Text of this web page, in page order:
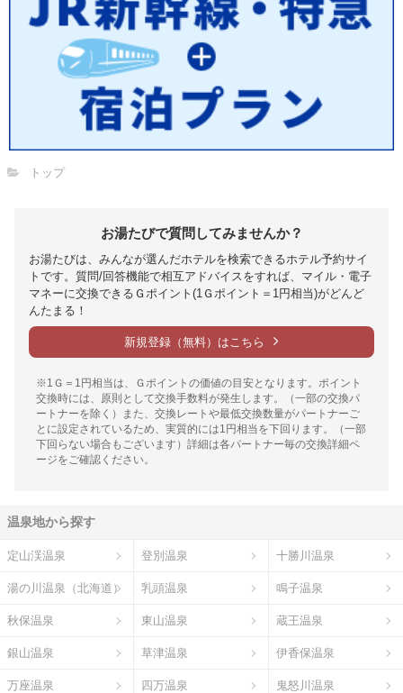
トップ
お湯たびで質問してみませんか？
お湯たびは、みんなが選んだホテルを検索できるホテル予約サイ
トです。質問/回答機能で相互アドバイスをすれば、マイル・電子
マネーに交換できるＧポイント(1Ｇポイント＝1円相当)がどんど
んたまる！
新規登録（無料）はこちら
※1Ｇ＝1円相当は、Ｇポイントの価値の目安となります。ポイント
交換時には、原則として交換手数料が発生します。（一部の交換パ
ートナーを除く）また、交換レートや最低交換数量がパートナーご
とに設定されているため、実質的には1円相当を下回ります。（一部
下回らない場合もございます）詳細は各パートナー毎の交換詳細ペ
ージをご確認ください。
温泉地から探す
定山渓温泉 登別温泉 十勝川温泉
湯の川温泉（北海道） 乳頭温泉 鳴子温泉
秋保温泉 東山温泉 蔵王温泉
銀山温泉 草津温泉 伊香保温泉
万座温泉 四万温泉 鬼怒川温泉